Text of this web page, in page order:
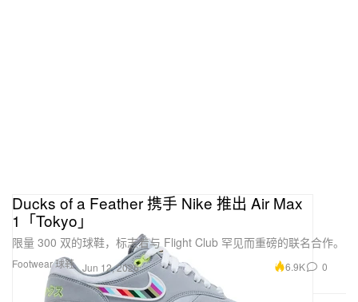
Footwear 球鞋
Ducks of a Feather 携手 Nike 推出 Air Max
1「Tokyo」
限量 300 双的球鞋，标志着与 Flight Club 罕见而重磅的联名合作。
Jun 12, 2026 6.9K 0